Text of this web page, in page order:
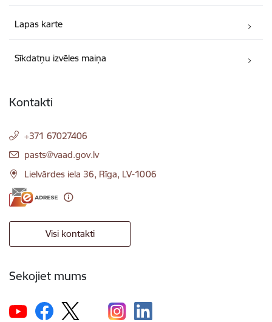
Lapas karte
Sīkdatņu izvēles maiņa
Kontakti
+371 67027406
E-pasts:
pasts@vaad.gov.lv
Lielvārdes iela 36, Rīga, LV-1006
Visi kontakti
Sekojiet mums